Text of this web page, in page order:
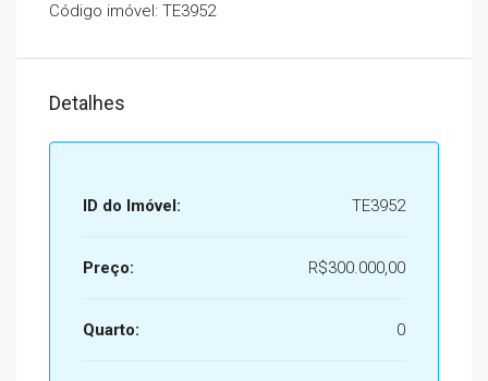
Código imóvel: TE3952
Detalhes
ID do Imóvel: TE3952
Preço: R$300.000,00
Quarto: 0